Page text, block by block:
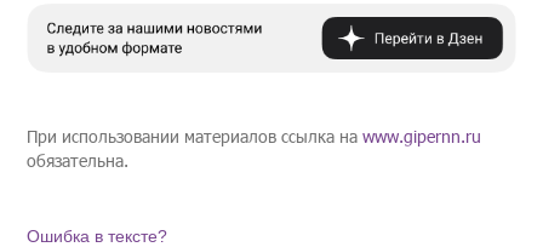
При использовании материалов ссылка наwww.gipernn.ru
обязательна.
Ошибка в тексте?